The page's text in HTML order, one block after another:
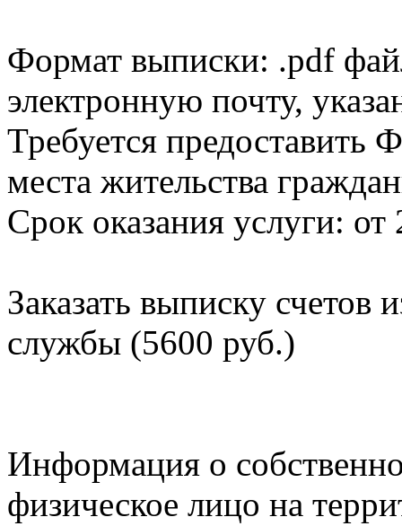
Формат выписки: .pdf
электронную почту,
Требуется
места жительства
Срок оказания услуги: от
Заказать выписку счетов
службы (5600 руб.)
Информация о
физическое лицо на